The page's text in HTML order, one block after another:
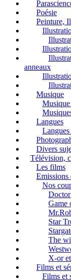
Poésie
Peinture,
anneaux
Musique
Langues
Divers
Télévision,
Les films
Emissions
Nos
Game
Star
The
X-or
Films et
Films et